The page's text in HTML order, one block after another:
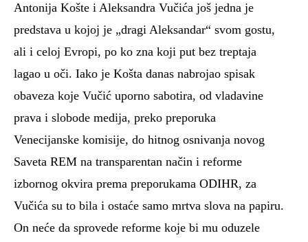
Antonija Košte i Aleksandra Vučića još jedna je
predstava u kojoj je „dragi Aleksandar“ svom gostu,
ali i celoj Evropi, po ko zna koji put bez treptaja
lagao u oči. Iako je Košta danas nabrojao spisak
obaveza koje Vučić uporno sabotira, od vladavine
prava i slobode medija, preko preporuka
Venecijanske komisije, do hitnog osnivanja novog
Saveta REM na transparentan način i reforme
izbornog okvira prema preporukama ODIHR, za
Vučića su to bila i ostaće samo mrtva slova na papiru.
On neće da sprovede reforme koje bi mu oduzele